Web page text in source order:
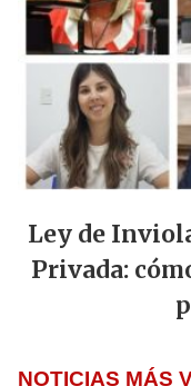
Ley de
Privada:
NOTICIAS MÁS